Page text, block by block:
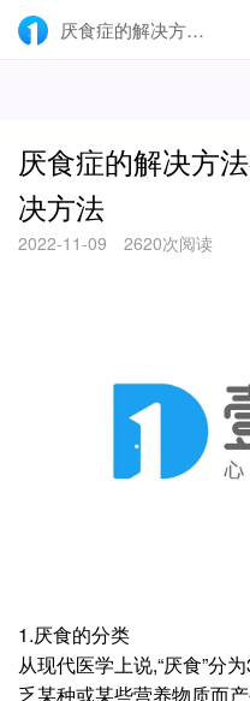
厌食症的解决方法有哪些？厌食症的解决方法-壹点灵
厌食症的解决方
决方法
2022-11-09 2620次阅读
1.厌食的分类
从现代医学上说,“厌食”分
乏某种或某些营养物质而